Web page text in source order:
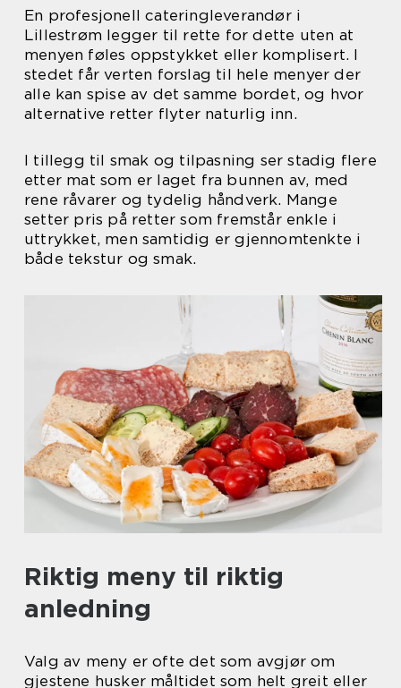
En profesjonell cateringleverandør i
Lillestrøm legger til rette for dette uten at
menyen føles oppstykket eller komplisert. I
stedet får verten forslag til hele menyer der
alle kan spise av det samme bordet, og hvor
alternative retter flyter naturlig inn.
I tillegg til smak og tilpasning ser stadig flere
etter mat som er laget fra bunnen av, med
rene råvarer og tydelig håndverk. Mange
setter pris på retter som fremstår enkle i
uttrykket, men samtidig er gjennomtenkte i
både tekstur og smak.
Riktig meny til riktig
anledning
Valg av meny er ofte det som avgjør om
gjestene husker måltidet som helt greit eller